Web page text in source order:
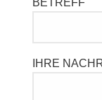
BETREFF
IHRE